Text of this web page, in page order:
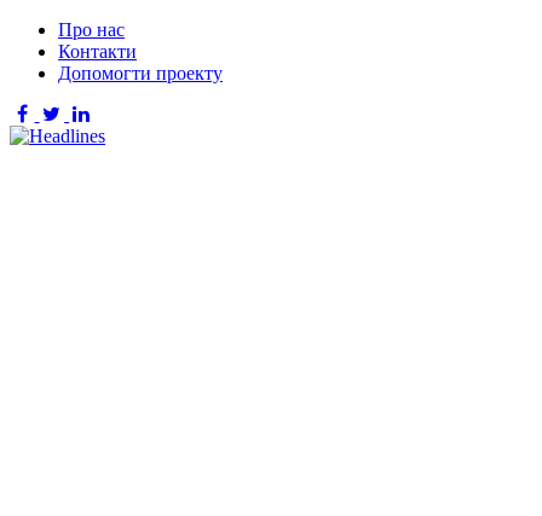
Про нас
Контакти
Допомогти проекту